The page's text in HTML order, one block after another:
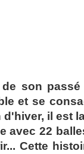
son
et se
il est
avec 22
Cette